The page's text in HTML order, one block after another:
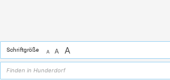
Schriftgröße A A A